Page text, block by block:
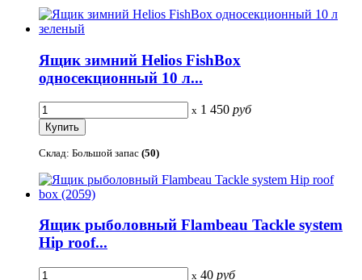
Ящик зимний Helios FishBox
односекционный 10 л...
x 1 450 руб
Склад: Большой запас (50)
Ящик рыболовный Flambeau Tackle system
Hip roof...
x 40 руб